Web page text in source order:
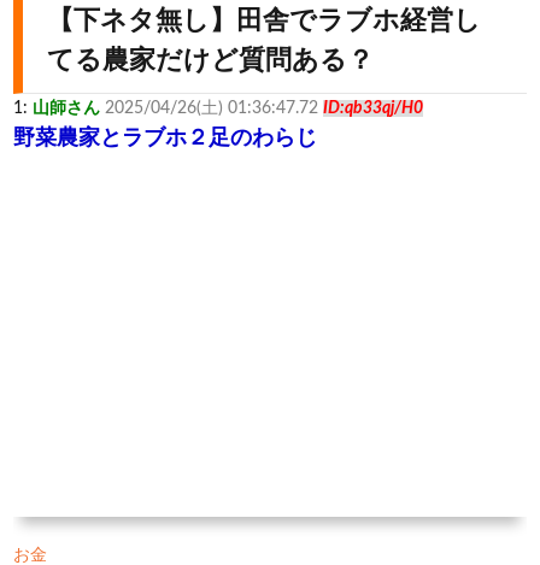
【下ネタ無し】田舎でラブホ経営し
てる農家だけど質問ある？
1: 山師さん 2025/04/26(土) 01:36:47.72 ID:qb33qj/H0
野菜農家とラブホ２足のわらじ
お金